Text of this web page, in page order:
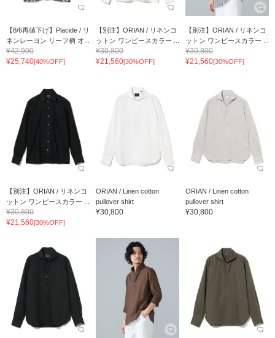
【8/6再値下げ】Placide / リ
ネンレーヨン リーフ柄 オ...
¥42,900
¥25,740[40%OFF]
【別注】ORIAN / リネンコ
ットン ワンピースカラー ...
¥30,800
¥21,560[30%OFF]
【別注】ORIAN / リネンコ
ットン ワンピースカラー ...
¥30,800
¥21,560[30%OFF]
【別注】ORIAN / リネンコ
ットン ワンピースカラー ...
¥30,800
¥21,560[30%OFF]
ORIAN / Linen cotton
pullover shirt
¥30,800
ORIAN / Linen cotton
pullover shirt
¥30,800